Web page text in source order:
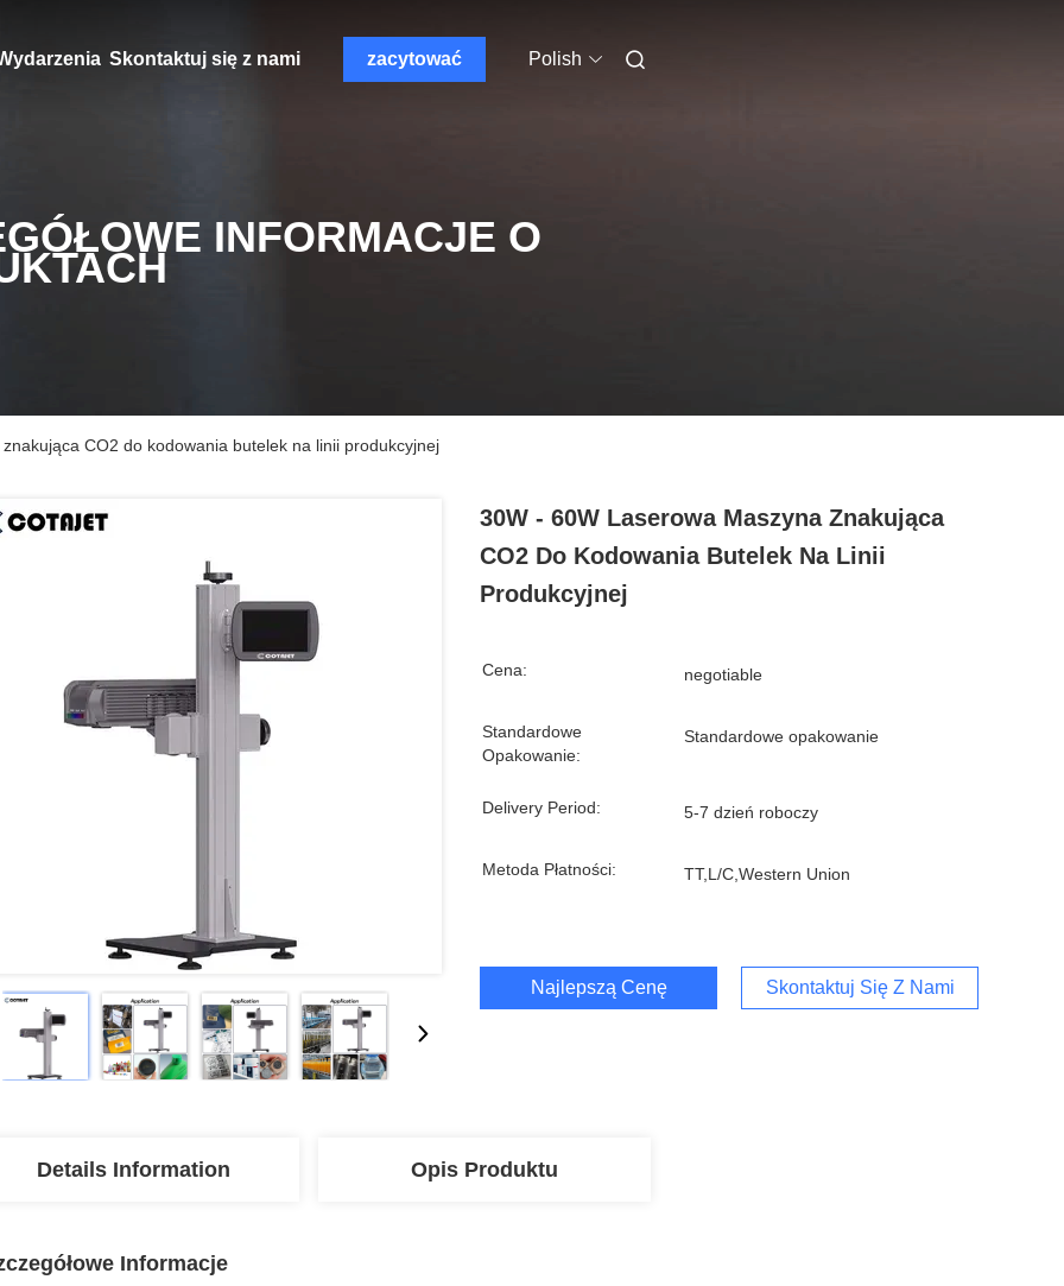
Skontaktuj się z nami zacytować Polish
INFORMACJE O
CO2 do kodowania butelek na linii produkcyjnej
30W - 60W Laserowa Maszyna Znakująca
CO2 Do Kodowania Butelek Na Linii
Produkcyjnej
Cena: negotiable
Standardowe
Opakowanie:
Standardowe opakowanie
Delivery Period: 5-7 dzień roboczy
Metoda Płatności: TT,L/C,Western Union
Najlepszą Cenę Skontaktuj Się Z Nami
Details Information Opis Produktu
Informacje